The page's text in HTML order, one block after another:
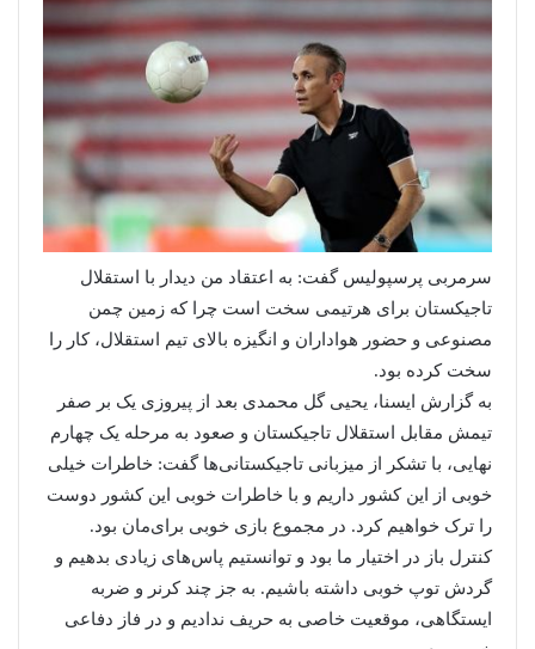
سرمربی پرسپولیس گفت: به اعتقاد من دیدار با استقلال
تاجیکستان برای هرتیمی سخت است چرا که زمین چمن
مصنوعی و حضور هواداران و انگیزه بالای تیم استقلال، کار را
سخت کرده بود.
به گزارش ایسنا، یحیی گل محمدی بعد از پیروزی یک بر صفر
تیمش مقابل استقلال تاجیکستان و صعود به مرحله یک چهارم
نهایی، با تشکر از میزبانی تاجیکستانی‌ها گفت: خاطرات خیلی
خوبی از این کشور داریم و با خاطرات خوبی این کشور دوست
را ترک خواهیم کرد. در مجموع بازی خوبی برای‌مان بود.
کنترل باز در اختیار ما بود و توانستیم پاس‌های زیادی بدهیم و
گردش توپ خوبی داشته باشیم. به جز چند کرنر و ضربه
ایستگاهی، موقعیت خاصی به حریف ندادیم و در فاز دفاعی